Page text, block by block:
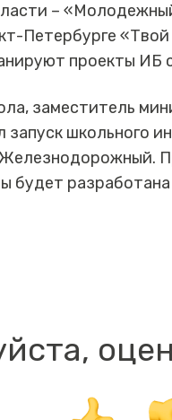
–
Петербурге
проекты ИБ
заместитель
школьного
будет